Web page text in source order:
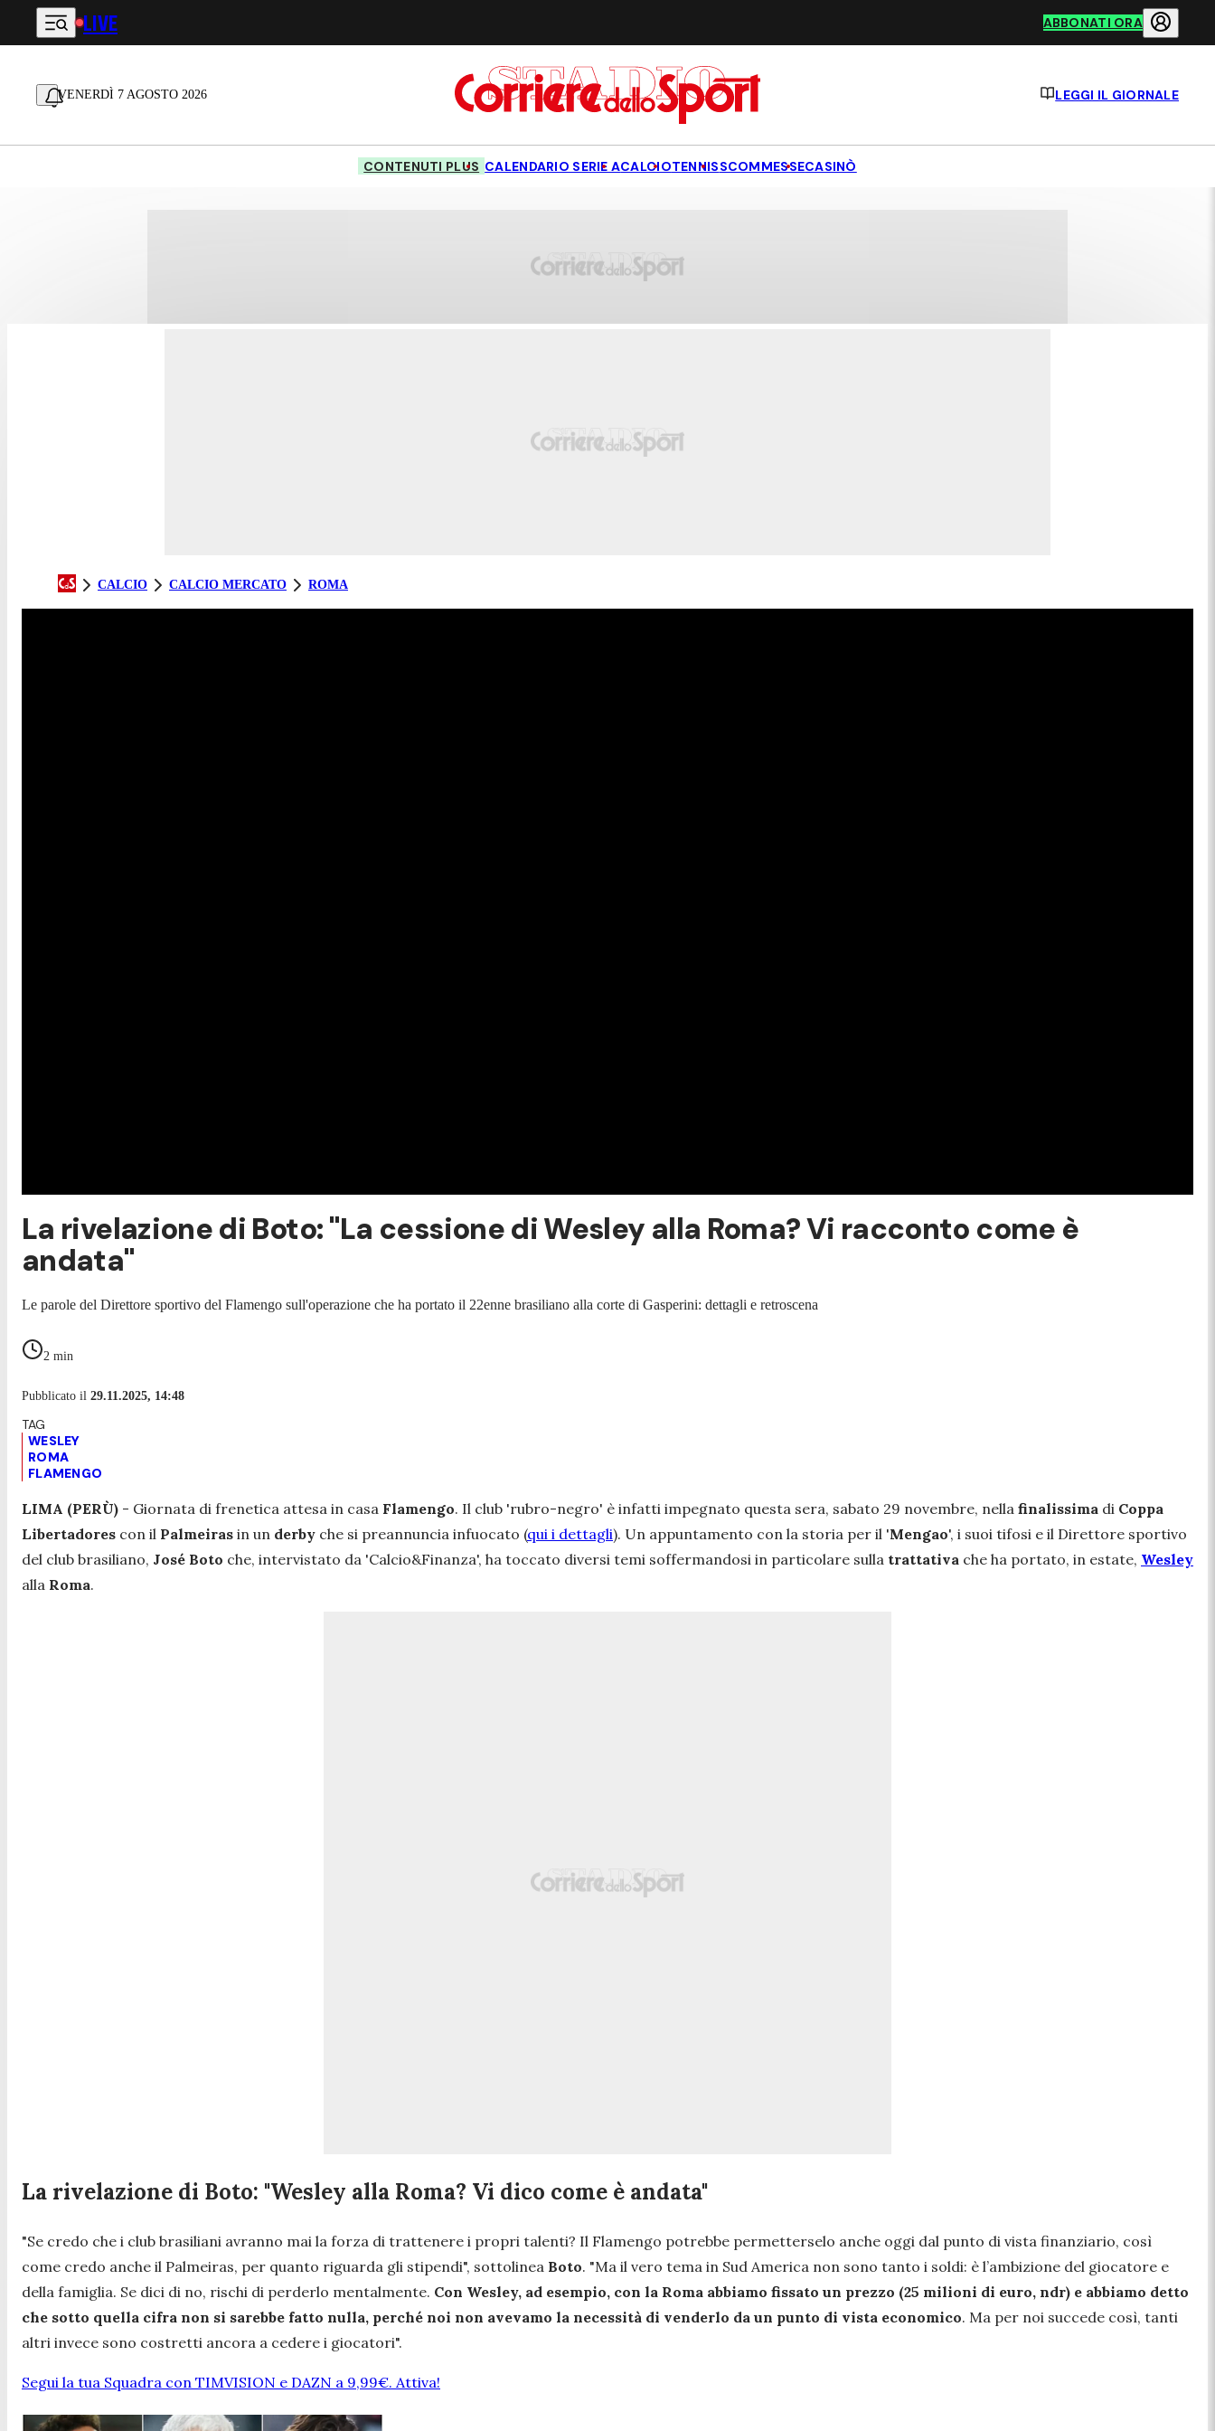
Vai al contenuto principale
LIVE ABBONATI ORA
VENERDÌ 7 AGOSTO 2026 LEGGI IL GIORNALE
CONTENUTI PLUS CALENDARIO SERIE ACALCIOTENNISSCOMMESSECASINÒ
CALCIO CALCIO MERCATO ROMA
La rivelazione di Boto: "La cessione di Wesley alla Roma? Vi racconto come è
andata"
Le parole del Direttore sportivo del Flamengo sull'operazione che ha portato il 22enne brasiliano alla corte di Gasperini: dettagli e retroscena
2 min
Pubblicato il 29.11.2025, 14:48
WESLEY
ROMA
FLAMENGO
LIMA (PERÙ) - Giornata di frenetica attesa in casa Flamengo. Il club 'rubro-negro' è infatti impegnato questa sera, sabato 29 novembre, nella finalissima di Coppa
Libertadores con il Palmeiras in un derby che si preannuncia infuocato (qui i dettagli). Un appuntamento con la storia per il 'Mengao', i suoi tifosi e il Direttore sportivo
del club brasiliano, José Boto che, intervistato da 'Calcio&Finanza', ha toccato diversi temi soffermandosi in particolare sulla trattativa che ha portato, in estate, Wesley
alla Roma.
La rivelazione di Boto: "Wesley alla Roma? Vi dico come è andata"
"Se credo che i club brasiliani avranno mai la forza di trattenere i propri talenti? Il Flamengo potrebbe permetterselo anche oggi dal punto di vista finanziario, così
come credo anche il Palmeiras, per quanto riguarda gli stipendi", sottolinea Boto. "Ma il vero tema in Sud America non sono tanto i soldi: è l’ambizione del giocatore e
della famiglia. Se dici di no, rischi di perderlo mentalmente. Con Wesley, ad esempio, con la Roma abbiamo fissato un prezzo (25 milioni di euro, ndr) e abbiamo detto
che sotto quella cifra non si sarebbe fatto nulla, perché noi non avevamo la necessità di venderlo da un punto di vista economico. Ma per noi succede così, tanti
altri invece sono costretti ancora a cedere i giocatori".
Segui la tua Squadra con TIMVISION e DAZN a 9,99€. Attiva!